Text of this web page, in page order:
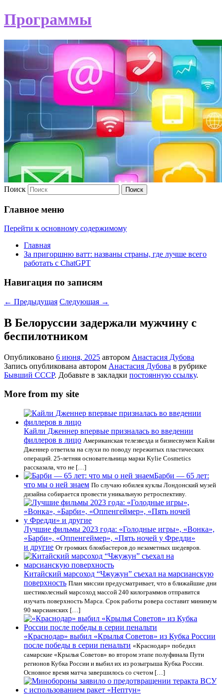
Программы
Поиск
Главное меню
Перейти к основному содержимому
Главная
За пригоршню ватт: названы страны, где лучше всего
работать с ChatGPT
Навигация по записям
← Предыдущая Следующая →
В Белоруссии задержали мужчину с
беспилотником
Опубликовано 6 июня, 2025 автором Анастасия Дубова
Запись опубликована автором Анастасия Дубова в рубрике
Бывший СССР. Добавьте в закладки постоянную ссылку.
More from my site
Кайли Дженнер впервые призналась во введении
филлеров в лицо Американская телезвезда и бизнесвумен Кайли
Дженнер ответила на слухи по поводу пережитых пластических
операций. 25-летняя основательница марки Kylie Cosmetics
рассказала, что не […]
Барби — 65 лет:
что мы о ней знаем По случаю юбилея куклы Лондонский музей
дизайна собирается провести уникальную ретроспективу.
Лучшие фильмы 2023 года: «Голодные игры», «Вонка»,
«Барби», «Оппенгеймер», «Пять ночей у Фредди»
и другие От громких блокбастеров до незаметных шедевров.
Китайский марсоход “Чжужун” съехал на марсианскую
поверхность План миссии предусматривает, что в ближайшие дни
шестиколесный марсоход массой 240 килограммов отправится
изучать поверхность Марса. Срок работы ровера составит минимум
90 марсианских […]
«Краснодар» выбил «Крылья Советов» из Кубка России
после победы в серии пенальти «Краснодар» победил
самарские «Крылья Советов» во втором этапе полуфинала Пути
регионов Кубка России и выбил их из розыгрыша Кубка России.
Основное время матча завершилось со счетом […]